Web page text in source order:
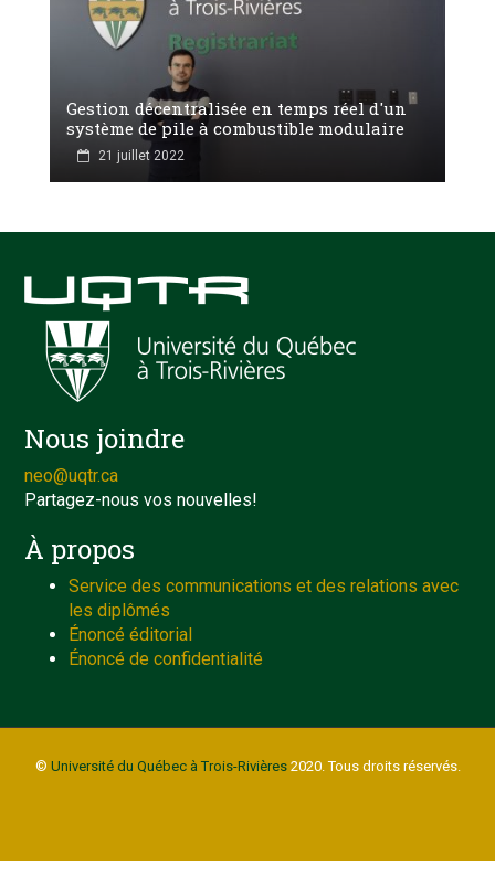
Gestion décentralisée en temps réel d'un
système de pile à combustible modulaire
21 juillet 2022
Nous joindre
neo@uqtr.ca
Partagez-nous vos nouvelles!
À propos
Service des communications et des relations avec
les diplômés
Énoncé éditorial
Énoncé de confidentialité
© Université du Québec à Trois-Rivières2020. Tous droits réservés.